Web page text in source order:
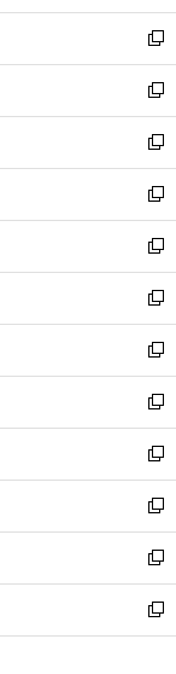
開
く
ウ
で
開
く
ン
ド
ウ
で
開
く
ウ
ィ
ン
ド
ウ
で
開
く
新
し
い
ウ
ィ
ン
ド
ウ
で
開
く
新
し
い
ウ
ィ
ン
ド
ウ
で
開
く
新
し
い
ウ
ィ
ン
ド
ウ
で
開
く
新
し
い
ウ
ィ
ン
ド
ウ
で
開
く
新
し
い
ウ
ィ
ン
ド
ウ
で
開
く
新
し
い
ウ
ィ
ン
ド
ウ
で
開
く
新
し
い
ウ
ィ
ン
ド
ウ
で
開
く
新
し
い
ウ
ィ
ン
ド
ウ
で
開
新
し
い
ウ
ィ
ン
ド
ウ
新
し
い
ウ
ィ
ン
新
し
い
ウ
新
し